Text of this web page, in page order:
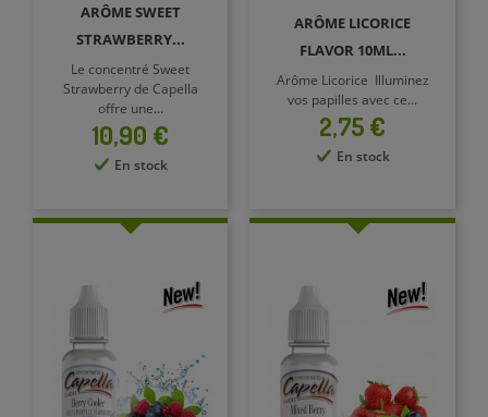
ARÔME SWEET
STRAWBERRY...
Le concentré Sweet
Strawberry de Capella
offre une...
Prix
10,90 €
En stock
ARÔME LICORICE
FLAVOR 10ML...
Arôme Licorice Illuminez
vos papilles avec ce...
Prix
2,75 €
En stock